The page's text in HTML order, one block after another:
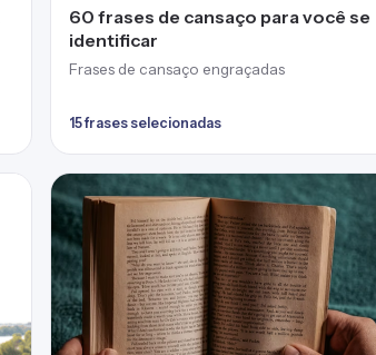
60 frases de cansaço para você se
identificar
Frases de cansaço engraçadas
15 frases selecionadas